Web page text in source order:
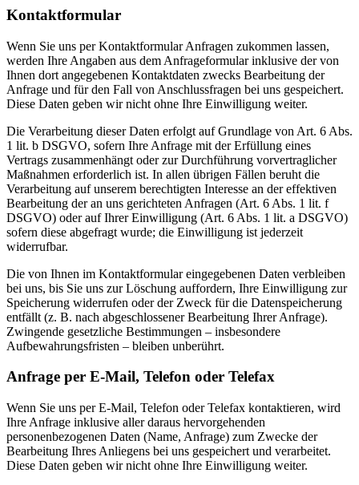
Kontaktformular
Wenn Sie uns per Kontaktformular Anfragen zukommen lassen,
werden Ihre Angaben aus dem Anfrageformular inklusive der von
Ihnen dort angegebenen Kontaktdaten zwecks Bearbeitung der
Anfrage und für den Fall von Anschlussfragen bei uns gespeichert.
Diese Daten geben wir nicht ohne Ihre Einwilligung weiter.
Die Verarbeitung dieser Daten erfolgt auf Grundlage von Art. 6 Abs.
1 lit. b DSGVO, sofern Ihre Anfrage mit der Erfüllung eines
Vertrags zusammenhängt oder zur Durchführung vorvertraglicher
Maßnahmen erforderlich ist. In allen übrigen Fällen beruht die
Verarbeitung auf unserem berechtigten Interesse an der effektiven
Bearbeitung der an uns gerichteten Anfragen (Art. 6 Abs. 1 lit. f
DSGVO) oder auf Ihrer Einwilligung (Art. 6 Abs. 1 lit. a DSGVO)
sofern diese abgefragt wurde; die Einwilligung ist jederzeit
widerrufbar.
Die von Ihnen im Kontaktformular eingegebenen Daten verbleiben
bei uns, bis Sie uns zur Löschung auffordern, Ihre Einwilligung zur
Speicherung widerrufen oder der Zweck für die Datenspeicherung
entfällt (z. B. nach abgeschlossener Bearbeitung Ihrer Anfrage).
Zwingende gesetzliche Bestimmungen – insbesondere
Aufbewahrungsfristen – bleiben unberührt.
Anfrage per E-Mail, Telefon oder Telefax
Wenn Sie uns per E-Mail, Telefon oder Telefax kontaktieren, wird
Ihre Anfrage inklusive aller daraus hervorgehenden
personenbezogenen Daten (Name, Anfrage) zum Zwecke der
Bearbeitung Ihres Anliegens bei uns gespeichert und verarbeitet.
Diese Daten geben wir nicht ohne Ihre Einwilligung weiter.